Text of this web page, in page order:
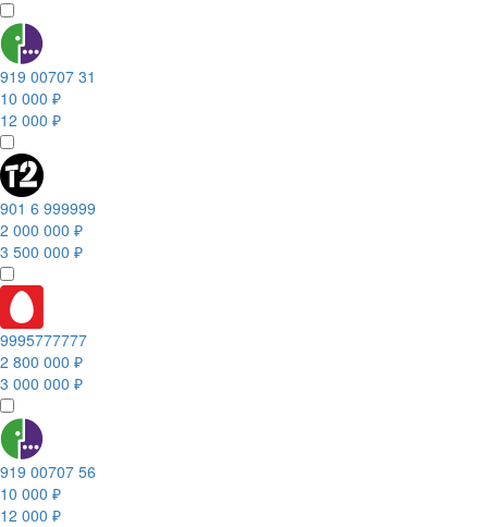
919 00707 31
10 000 ₽
12 000 ₽
901 6 999999
2 000 000 ₽
3 500 000 ₽
9995777777
2 800 000 ₽
3 000 000 ₽
919 00707 56
10 000 ₽
12 000 ₽